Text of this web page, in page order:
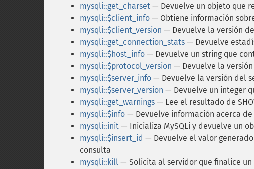
mysqli::get_charset — Devuelve un objeto que
mysqli::$client_info — Obtiene información
mysqli::$client_version — Devuelve la versión
mysqli::get_connection_stats — Devuelve
mysqli::$host_info — Devuelve un string que
mysqli::$protocol_version — Devuelve la
mysqli::$server_info — Devuelve la versión del
mysqli::$server_version — Devuelve un integer
mysqli::get_warnings — Lee el resultado de
mysqli::$info — Devuelve información acerca
mysqli::init — Inicializa MySQLi y devuelve un
mysqli::$insert_id — Devuelve el valor generado
consulta
mysqli::kill — Solicita al servidor que finalice un